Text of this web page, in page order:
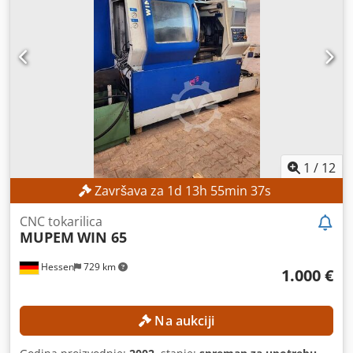
Z, C) Radni prostor Dimenzije stola: 600 × 450 mm
Maksimalne dimenzije obratka: približno 860 × 620 × 350
mm Maksimalna težina obratka: 400 kg Maksimalna težina
elektrode: 100 kg Unutarnje dimenzije radne posude:
približno 830 × 590 × 350 mm Udaljenost između stola i
stezne glave: 170 – 520 mm Dwjdpszpypnsfx Af Ssa DETALJI
O STROJU Upravljački sustav: AGIEMATIC T Generator:
AGIEPULS 60 Priključak na električnu mrežu: 400 V / 50 Hz
Dimenzije i težina Dimenzije (D x Š x V): približno 3.000 ×
1.700 × 2.580 mm Težina stroja: približno 2.550 kg
1 / 12
Završava za 1d 13h 55min 34s
Hessen 729 km
CNC tokarilica
MUPEM WIN 65
1.000 €
Na aukciji